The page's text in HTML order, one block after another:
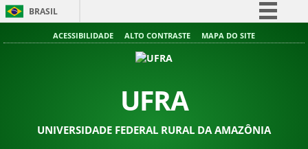
BRASIL
Simplifique!
Acesso à informação
ACESSIBILIDADE ALTO CONTRASTE MAPA DO SITE
UFRA
UNIVERSIDADE FEDERAL RURAL DA AMAZÔNIA